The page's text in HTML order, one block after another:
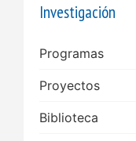
Investigación
Main
navigation
Programas
Proyectos
Biblioteca